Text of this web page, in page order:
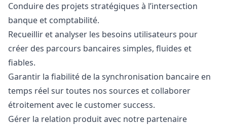
Conduire des projets stratégiques à l’intersection
banque et comptabilité.
Recueillir et analyser les besoins utilisateurs pour
créer des parcours bancaires simples, fluides et
fiables.
Garantir la fiabilité de la synchronisation bancaire en
temps réel sur toutes nos sources et collaborer
étroitement avec le customer success.
Gérer la relation produit avec notre partenaire